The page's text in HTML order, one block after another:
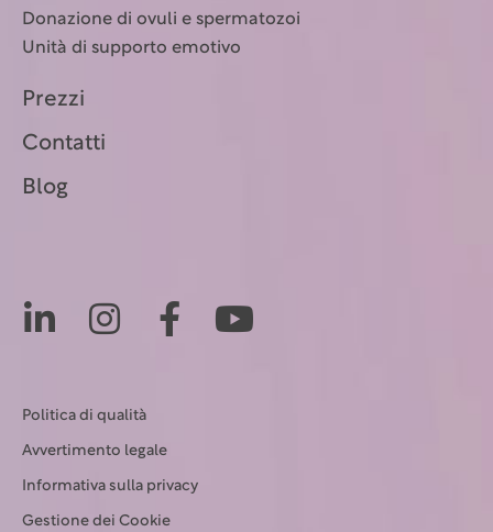
Donazione di ovuli e spermatozoi
Unità di supporto emotivo
Prezzi
Contatti
Blog
Politica di qualità
Avvertimento legale
Informativa sulla privacy
Gestione dei Cookie